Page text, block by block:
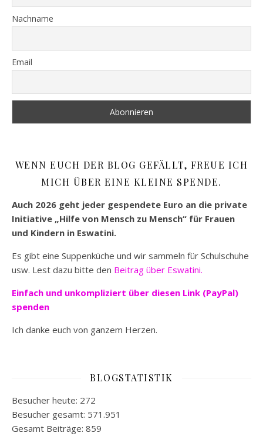
Nachname
Email
WENN EUCH DER BLOG GEFÄLLT, FREUE ICH
MICH ÜBER EINE KLEINE SPENDE.
Auch 2026 geht jeder gespendete Euro an die private
Initiative „Hilfe von Mensch zu Mensch“ für Frauen
und Kindern in Eswatini.
Es gibt eine Suppenküche und wir sammeln für Schulschuhe
usw. Lest dazu bitte den Beitrag über Eswatini.
Einfach und unkompliziert über diesen Link (PayPal)
spenden
Ich danke euch von ganzem Herzen.
BLOGSTATISTIK
Besucher heute: 272
Besucher gesamt: 571.951
Gesamt Beiträge: 859